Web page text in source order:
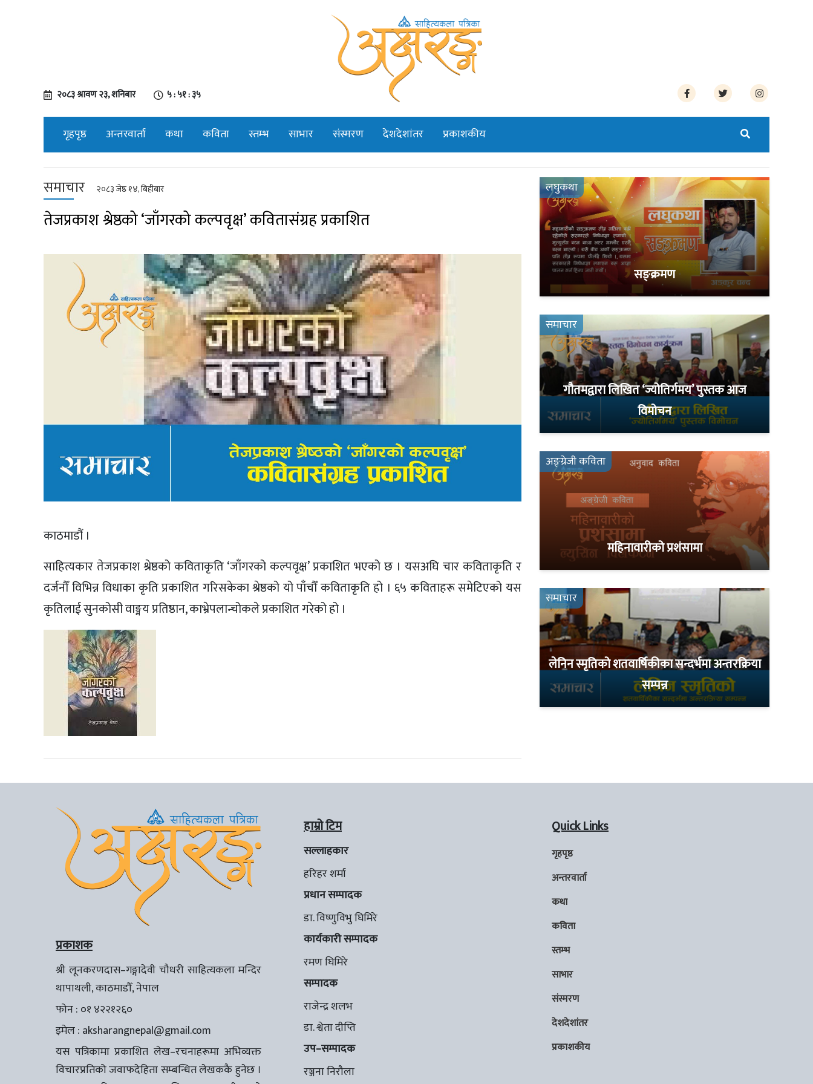
२०८३ श्रावण २३, शनिबार ५ : ५१ : ३६
गृहपृष्ठ अन्तरवार्ता कथा कविता स्तम्भ साभार संस्मरण देशदेशांतर प्रकाशकीय
समाचार २०८३ जेष्ठ १४, बिहीबार
तेजप्रकाश श्रेष्ठको ‘जाँगरको कल्पवृक्ष’ कवितासंग्रह प्रकाशित
काठमाडौं ।
साहित्यकार तेजप्रकाश श्रेष्ठको कविताकृति ‘जाँगरको कल्पवृक्ष’ प्रकाशित भएको छ । यसअघि चार कविताकृति र
दर्जनौँ विभिन्न विधाका कृति प्रकाशित गरिसकेका श्रेष्ठको यो पाँचौँ कविताकृति हो । ६५ कविताहरू समेटिएको यस
कृतिलाई सुनकोसी वाङ्मय प्रतिष्ठान, काभ्रेपलान्चोकले प्रकाशित गरेको हो ।
लघुकथा
सङ्क्रमण
समाचार
गौतमद्वारा लिखित ‘ज्योतिर्गमय’ पुस्तक आज
विमोचन
अङ्ग्रेजी कविता
महिनावारीको प्रशंसामा
समाचार
लेनिन स्मृतिको शतवार्षिकीका सन्दर्भमा अन्तरक्रिया
सम्पन्न
प्रकाशक
श्री लूनकरणदास–गङ्गादेवी चौधरी साहित्यकला मन्दिर
थापाथली, काठमाडौँ, नेपाल
फोन : ०१ ४२२१२६०
इमेल : aksharangnepal@gmail.com
यस पत्रिकामा प्रकाशित लेख–रचनाहरूमा अभिव्यक्त
विचारप्रतिको जवाफदेहिता सम्बन्धित लेखककै हुनेछ ।
हाम्रो टिम
सल्लाहकार
हरिहर शर्मा
प्रधान सम्पादक
डा. विष्णुविभु घिमिरे
कार्यकारी सम्पादक
रमण घिमिरे
सम्पादक
राजेन्द्र शलभ
डा. श्वेता दीप्ति
उप–सम्पादक
रञ्जना निरौला
Quick Links
गृहपृष्ठ
अन्तरवार्ता
कथा
कविता
स्तम्भ
साभार
संस्मरण
देशदेशांतर
प्रकाशकीय